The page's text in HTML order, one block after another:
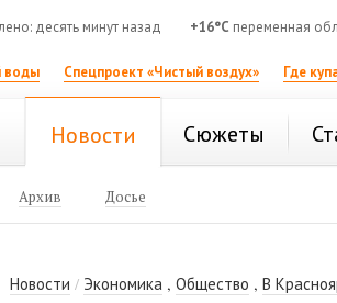
десять минут назад +16°C переменная
воды Спецпроект «Чистый воздух» Где
Новости Сюжеты
Архив Досье
Новости / Экономика ,Общество ,В